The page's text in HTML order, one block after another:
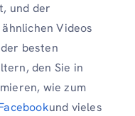
und der
Videos
besten
den Sie in
wie zum
und vieles